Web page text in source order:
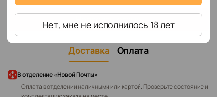
Нет, мне не исполнилось 18 лет
Доставка Оплата
В отделение «Новой Почты»
Оплата в отделении наличными или картой. Проверьте состояние и